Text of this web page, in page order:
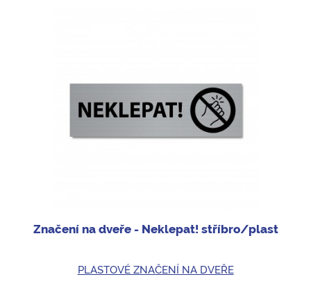
Značení na dveře - Neklepat! stříbro/plast
PLASTOVÉ ZNAČENÍ NA DVEŘE